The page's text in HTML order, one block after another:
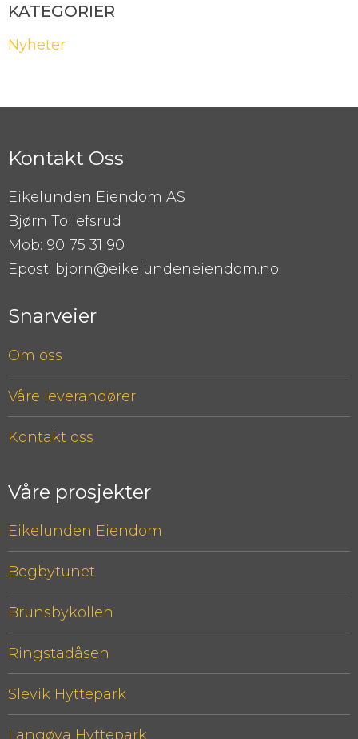
KATEGORIER
Nyheter
Kontakt Oss
Eikelunden Eiendom AS
Bjørn Tollefsrud
Mob: 90 75 31 90
Epost: bjorn@eikelundeneiendom.no
Snarveier
Om oss
Våre leverandører
Kontakt oss
Våre prosjekter
Eikelunden Eiendom
Begbytunet
Brunsbykollen
Ringstadåsen
Slevik Hyttepark
Langøya Hyttepark